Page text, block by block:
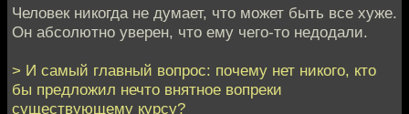
Человек никогда не думает, что может быть все хуже.
Он абсолютно уверен, что ему чего-то недодали.
> И самый главный вопрос: почему нет никого, кто
бы предложил нечто внятное вопреки
существующему курсу?